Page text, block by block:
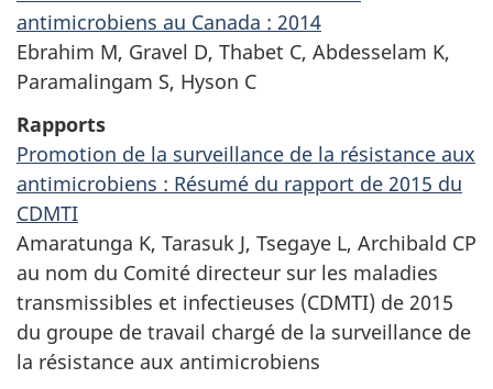
antimicrobiens au Canada : 2014
Ebrahim M, Gravel D, Thabet C, Abdesselam K,
Paramalingam S, Hyson C
Rapports
Promotion de la surveillance de la résistance aux
antimicrobiens : Résumé du rapport de 2015 du
CDMTI
Amaratunga K, Tarasuk J, Tsegaye L, Archibald CP
au nom du Comité directeur sur les maladies
transmissibles et infectieuses (CDMTI) de 2015
du groupe de travail chargé de la surveillance de
la résistance aux antimicrobiens